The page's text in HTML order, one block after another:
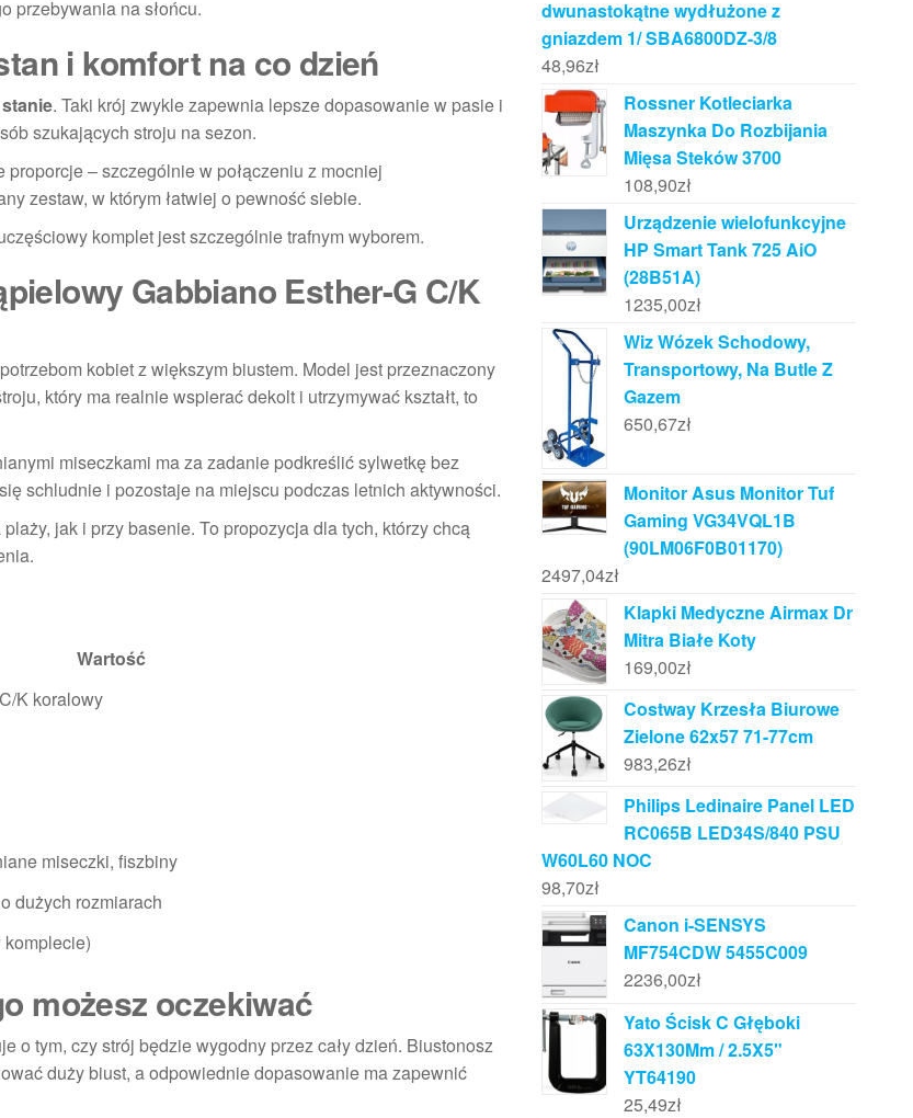
przebywania na słońcu.
i komfort na co dzień
. Taki krój zwykle zapewnia lepsze dopasowanie w pasie i
szukających stroju na sezon.
– szczególnie w połączeniu z mocniej
zestaw, w którym łatwiej o pewność siebie.
komplet jest szczególnie trafnym wyborem.
Gabbiano Esther-G C/K
kobiet z większym biustem. Model jest przeznaczony
który ma realnie wspierać dekolt i utrzymywać kształt, to
miseczkami ma za zadanie podkreślić sylwetkę bez
schludnie i pozostaje na miejscu podczas letnich aktywności.
jak i przy basenie. To propozycja dla tych, którzy chcą
Wartość
K koralowy
miseczki, fiszbiny
dużych rozmiarach
możesz oczekiwać
o tym, czy strój będzie wygodny przez cały dzień. Biustonosz
duży biust, a odpowiednie dopasowanie ma zapewnić
dwunastokątne wydłużone z
gniazdem 1/ SBA6800DZ-3/8
48,96zł
Rossner Kotleciarka
Maszynka Do Rozbijania
Mięsa Steków 3700
108,90zł
Urządzenie wielofunkcyjne
HP Smart Tank 725 AiO
(28B51A)
1235,00zł
Wiz Wózek Schodowy,
Transportowy, Na Butle Z
Gazem
650,67zł
Monitor Asus Monitor Tuf
Gaming VG34VQL1B
(90LM06F0B01170)
2497,04zł
Klapki Medyczne Airmax Dr
Mitra Białe Koty
169,00zł
Costway Krzesła Biurowe
Zielone 62x57 71-77cm
983,26zł
Philips Ledinaire Panel LED
RC065B LED34S/840 PSU
W60L60 NOC
98,70zł
Canon i-SENSYS
MF754CDW 5455C009
2236,00zł
Yato Ścisk C Głęboki
63X130Mm / 2.5X5"
YT64190
25,49zł